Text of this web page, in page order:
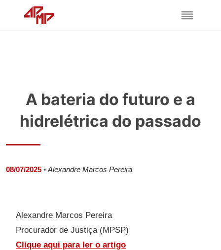
A bateria do futuro e a
hidrelétrica do passado
08/07/2025 • Alexandre Marcos Pereira
Alexandre Marcos Pereira
Procurador de Justiça (MPSP)
Clique aqui para ler o artigo